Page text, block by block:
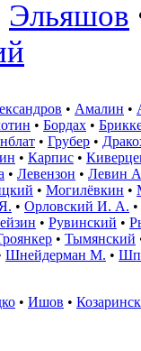
Эльяшов
• Амалин •
• Бордах •
• Грубер •
• Карпис •
• Левензон • Левин
• Могилёвкин •
• Орловский И. А. •
• Рувинский •
• Тымянский
Шнейдерман М. •
• Ишов •